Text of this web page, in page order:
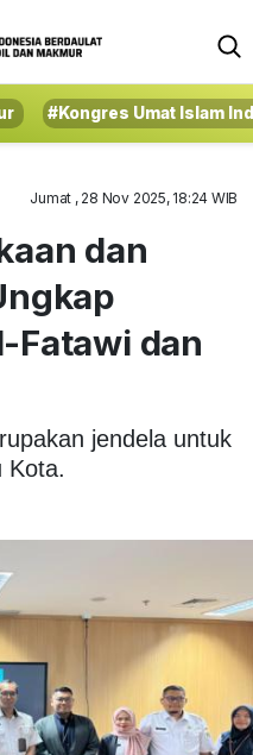
#Kongres Umat Islam
Jumat , 28 Nov 2025, 18:24 WIB
dan
Fatawi dan
jendela untuk
Kota.